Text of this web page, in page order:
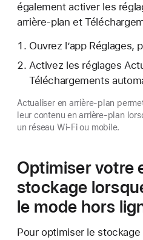
également activer les
arrière-plan et
Ouvrez l’app Réglages,
Activez les réglages
Téléchargements
Actualiser en arrière-plan
leur contenu en arrière-plan
un réseau Wi-Fi ou mobile.
Optimiser votre
stockage
le mode hors
Pour optimiser le